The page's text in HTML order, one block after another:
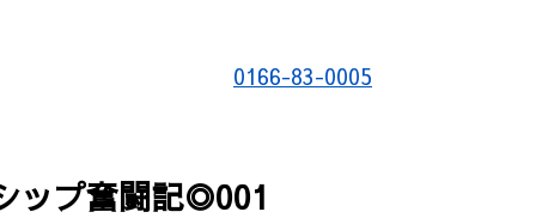
0166-83-0005
ップ奮闘記◎001